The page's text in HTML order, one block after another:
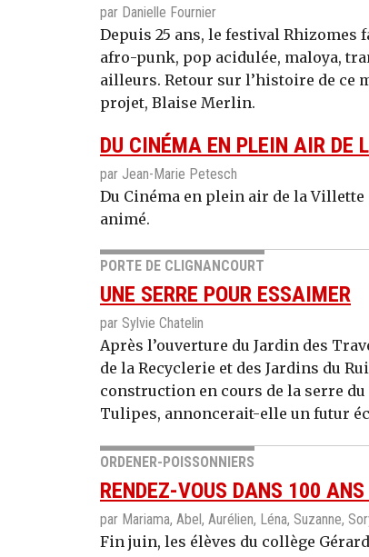
par Danielle Fournier
Depuis 25 ans, le festival Rhizomes
afro-punk, pop acidulée, maloya,
ailleurs. Retour sur l’histoire de ce
projet, Blaise Merlin.
DU CINÉMA EN PLEIN AIR DE
par Jean-Marie Petesch
Du Cinéma en plein air de la
animé.
PORTE DE CLIGNANCOURT
UNE SERRE POUR ESSAIMER
par Sylvie Chatelin
Après l’ouverture du Jardin des
de la Recyclerie et des Jardins du
construction en cours de la serre
Tulipes, annoncerait-elle un futur
ORDENER-POISSONNIERS
RENDEZ-VOUS DANS 100 ANS
par Mariama, Abel, Aurélien, Léna, Suzanne,
Fin juin, les élèves du collège